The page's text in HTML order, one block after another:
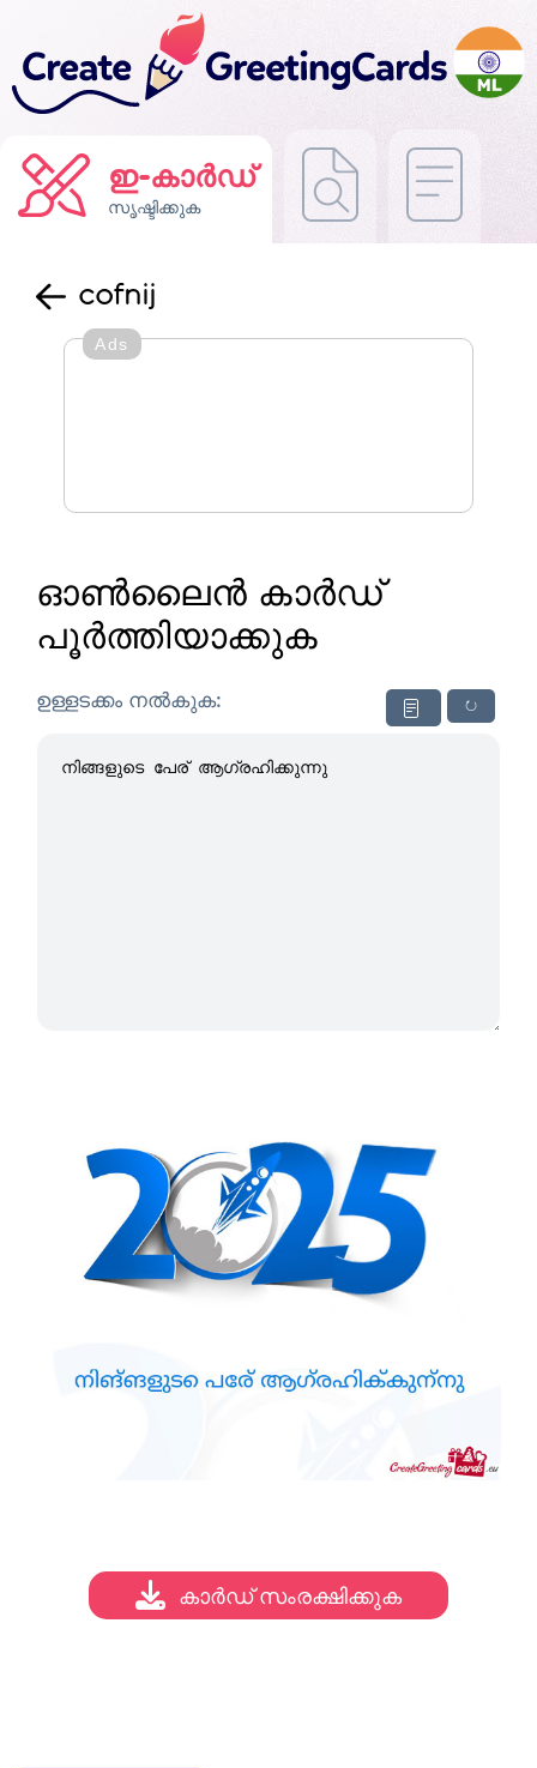
ഇ-കാർഡ്
സൃഷ്ടിക്കുക
cofnij
Ads
ഓൺലൈൻ കാർഡ്
പൂർത്തിയാക്കുക
↻
ഉള്ളടക്കം നൽകുക:
കാർഡ് സംരക്ഷിക്കുക